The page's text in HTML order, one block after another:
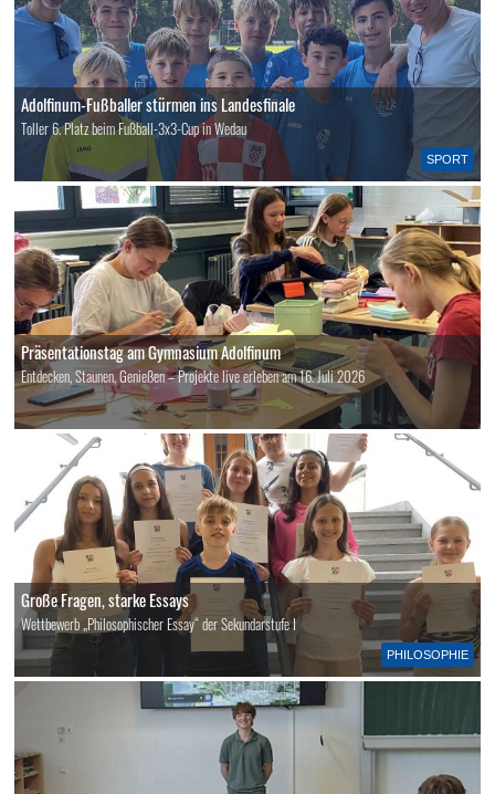
SPORT
Adolfinum-Fußballer stürmen ins Landesfinale
Toller 6. Platz beim Fußball-3x3-Cup in Wedau
Präsentationstag am Gymnasium Adolfinum
Entdecken, Staunen, Genießen – Projekte live erleben am 16. Juli 2026
PHILOSOPHIE
Große Fragen, starke Essays
Wettbewerb „Philosophischer Essay“ der Sekundarstufe I